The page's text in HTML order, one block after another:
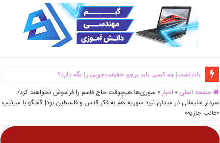
یادداشت| ‌چه کسی باید پرچم حقیقت‌جویی را نگه دارد؟
صفحه اصلی » اخبار » سوری‌ها هیچوقت حاج قاسم را فراموش نخواهند کرد/
سردار سلیمانی در میدان نبرد سوریه هم به فکر قدس و فلسطین بود| گفتگو با سرتیپ
«غالب جازیه»